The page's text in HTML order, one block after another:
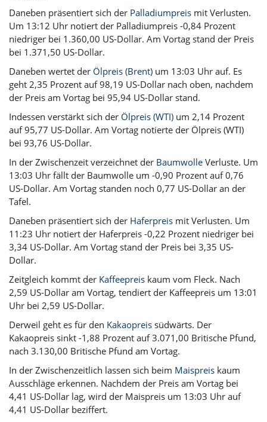
Daneben präsentiert sich der Palladiumpreis mit Verlusten.
Um 13:12 Uhr notiert der Palladiumpreis -0,84 Prozent
niedriger bei 1.360,00 US-Dollar. Am Vortag stand der Preis
bei 1.371,50 US-Dollar.
Daneben wertet der Ölpreis (Brent) um 13:03 Uhr auf. Es
geht 2,35 Prozent auf 98,19 US-Dollar nach oben, nachdem
der Preis am Vortag bei 95,94 US-Dollar stand.
Indessen verstärkt sich der Ölpreis (WTI) um 2,14 Prozent
auf 95,77 US-Dollar. Am Vortag notierte der Ölpreis (WTI)
bei 93,76 US-Dollar.
In der Zwischenzeit verzeichnet der Baumwolle Verluste. Um
13:03 Uhr fällt der Baumwolle um -0,90 Prozent auf 0,76
US-Dollar. Am Vortag standen noch 0,77 US-Dollar an der
Tafel.
Daneben präsentiert sich der Haferpreis mit Verlusten. Um
11:23 Uhr notiert der Haferpreis -0,22 Prozent niedriger bei
3,34 US-Dollar. Am Vortag stand der Preis bei 3,35 US-
Dollar.
Zeitgleich kommt der Kaffeepreis kaum vom Fleck. Nach
2,59 US-Dollar am Vortag, tendiert der Kaffeepreis um 13:01
Uhr bei 2,59 US-Dollar.
Derweil geht es für den Kakaopreis südwärts. Der
Kakaopreis sinkt -1,88 Prozent auf 3.071,00 Britische Pfund,
nach 3.130,00 Britische Pfund am Vortag.
In der Zwischenzeitlich lassen sich beim Maispreis kaum
Ausschläge erkennen. Nachdem der Preis am Vortag bei
4,41 US-Dollar lag, wird der Maispreis um 13:03 Uhr auf
4,41 US-Dollar beziffert.